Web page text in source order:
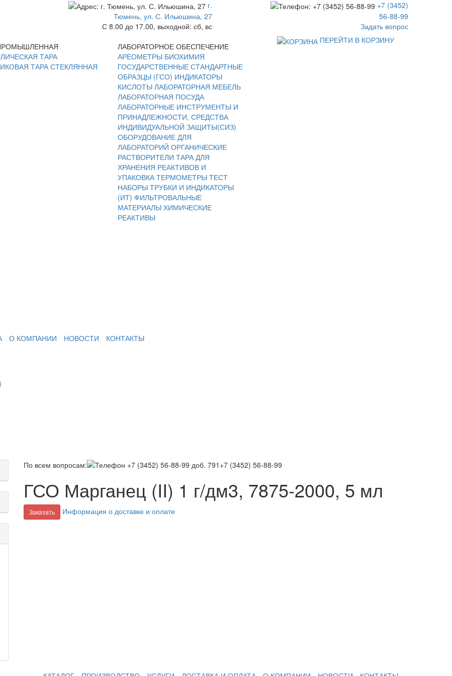
г.
Тюмень, ул. С. Ильюшина, 27
С 8.00 до 17.00, выходной: сб, вс
+7 (3452)
56-88-99
Задать вопрос
ТАРА
ТАРА СТЕКЛЯННАЯ
ЛАБОРАТОРНОЕ ОБЕСПЕЧЕНИЕ
АРЕОМЕТРЫ БИОХИМИЯ
ГОСУДАРСТВЕННЫЕ СТАНДАРТНЫЕ
ОБРАЗЦЫ (ГСО) ИНДИКАТОРЫ
КИСЛОТЫ ЛАБОРАТОРНАЯ МЕБЕЛЬ
ЛАБОРАТОРНАЯ ПОСУДА
ЛАБОРАТОРНЫЕ ИНСТРУМЕНТЫ И
ПРИНАДЛЕЖНОСТИ, СРЕДСТВА
ИНДИВИДУАЛЬНОЙ ЗАЩИТЫ(СИЗ)
ОБОРУДОВАНИЕ ДЛЯ
ЛАБОРАТОРИЙ ОРГАНИЧЕСКИЕ
РАСТВОРИТЕЛИ ТАРА ДЛЯ
ХРАНЕНИЯ РЕАКТИВОВ И
УПАКОВКА ТЕРМОМЕТРЫ ТЕСТ
НАБОРЫ ТРУБКИ И ИНДИКАТОРЫ
(ИТ) ФИЛЬТРОВАЛЬНЫЕ
МАТЕРИАЛЫ ХИМИЧЕСКИЕ
РЕАКТИВЫ
О КОМПАНИИ НОВОСТИ КОНТАКТЫ
ПЕРЕЙТИ В КОРЗИНУ
По всем вопросам: +7 (3452) 56-88-99
ГСО Марганец (II) 1 г/дм3, 7875-2000, 5 мл
Заказать Информация о доставке и оплате